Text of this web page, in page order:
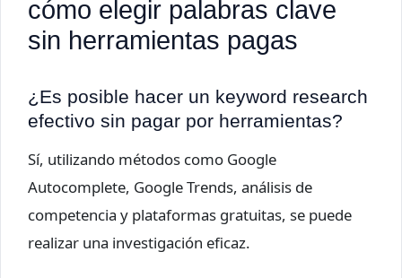
cómo elegir palabras clave
sin herramientas pagas
¿Es posible hacer un keyword research
efectivo sin pagar por herramientas?
Sí, utilizando métodos como Google
Autocomplete, Google Trends, análisis de
competencia y plataformas gratuitas, se puede
realizar una investigación eficaz.